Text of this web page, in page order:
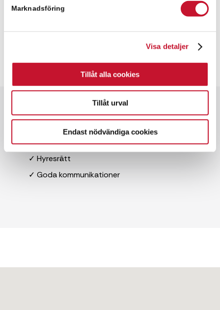
Marknadsföring
Visa detaljer
Tillåt alla cookies
Tillåt urval
Endast nödvändiga cookies
Snabbfakta
✓ Lagerlokal
✓ Hyresrätt
✓ Goda kommunikationer